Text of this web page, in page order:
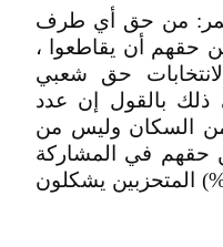
من حق أي طرف
حقهم أن يقاطعوا ،
حق شعبي
بالقول إن عدد
يشكلون (16%) من السكان وليس من
نحرم (84%) من حقهم في المشاركة
الانتخابات كما أن الـ(16%) المتحزبين يشكلون